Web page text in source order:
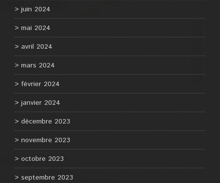
juin 2024
mai 2024
avril 2024
mars 2024
février 2024
janvier 2024
décembre 2023
novembre 2023
octobre 2023
septembre 2023